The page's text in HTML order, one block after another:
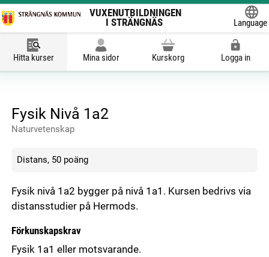
VUXENUTBILDNINGEN
I STRÄNGNÄS
Language
Hitta kurser Mina sidor Kurskorg Logga in
Fysik Nivå 1a2
Naturvetenskap
Distans, 50 poäng
Fysik nivå 1a2 bygger på nivå 1a1. Kursen bedrivs via
distansstudier på Hermods.
Förkunskapskrav
Fysik 1a1 eller motsvarande.